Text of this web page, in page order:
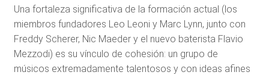
Una fortaleza significativa de la formación actual (los
miembros fundadores Leo Leoni y Marc Lynn, junto con
Freddy Scherer, Nic Maeder y el nuevo baterista Flavio
Mezzodi) es su vínculo de cohesión: un grupo de
músicos extremadamente talentosos y con ideas afines